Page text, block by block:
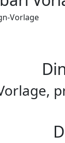
Vorlage